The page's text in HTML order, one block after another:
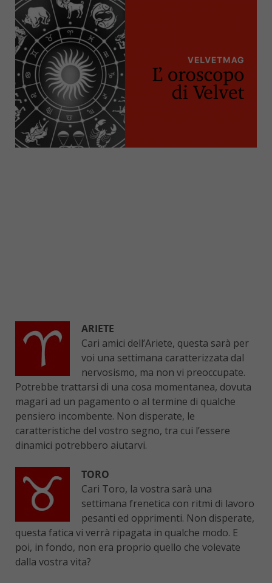
ARIETE
Cari amici dell’Ariete, questa sarà per
voi una settimana caratterizzata dal
nervosismo, ma non vi preoccupate.
Potrebbe trattarsi di una cosa momentanea, dovuta
magari ad un pagamento o al termine di qualche
pensiero incombente. Non disperate, le
caratteristiche del vostro segno, tra cui l’essere
dinamici potrebbero aiutarvi.
TORO
Cari Toro, la vostra sarà una
settimana frenetica con ritmi di lavoro
pesanti ed opprimenti. Non disperate,
questa fatica vi verrà ripagata in qualche modo. E
poi, in fondo, non era proprio quello che volevate
dalla vostra vita?